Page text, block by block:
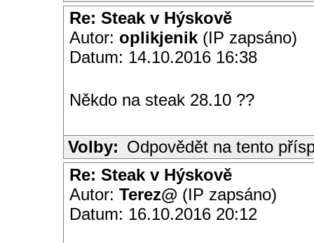
Re: Steak v Hýskově
Autor: oplikjenik (IP zapsáno)
Datum: 14.10.2016 16:38
Někdo na steak 28.10 ??
Volby: Odpovědět na tento
Re: Steak v Hýskově
Autor: Terez@ (IP zapsáno)
Datum: 16.10.2016 20:12